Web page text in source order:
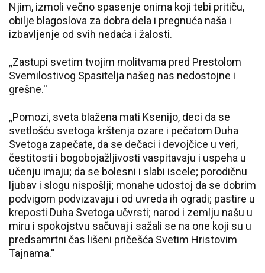
Njim, izmoli večno spasenje onima koji tebi pritiču,
obilje blagoslova za dobra dela i pregnuća naša i
izbavljenje od svih nedaća i žalosti.
,,Zastupi svetim tvojim molitvama pred Prestolom
Svemilostivog Spasitelja našeg nas nedostojne i
grešne.''
,,Pomozi, sveta blažena mati Ksenijo, deci da se
svetlošću svetoga krštenja ozare i pečatom Duha
Svetoga zapečate, da se dečaci i devojčice u veri,
čestitosti i bogobojažljivosti vaspitavaju i uspeha u
učenju imaju; da se bolesni i slabi iscele; porodičnu
ljubav i slogu nispošlji; monahe udostoj da se dobrim
podvigom podvizavaju i od uvreda ih ogradi; pastire u
kreposti Duha Svetoga učvrsti; narod i zemlju našu u
miru i spokojstvu sačuvaj i sažali se na one koji su u
predsamrtni čas lišeni pričešća Svetim Hristovim
Tajnama.''